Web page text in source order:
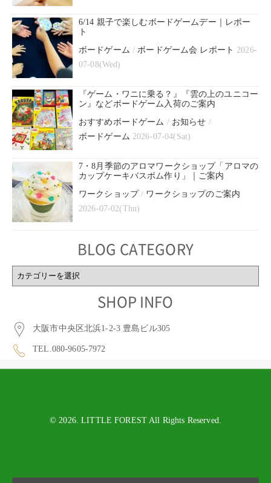
6/14 親子で楽しむボードゲームデー｜レポー
ト
ボードゲーム /ボードゲーム会 レポート 2026-
07-08(Wed)
『ゲーム・ワニに乗る？』『雲の上のユニコー
ン』などボードゲーム入荷のご案内
おすすめボードゲーム / お知らせ /
ボードゲーム 2026-07-04(Sat)
7・8月季節のアロマワークショップ「アロマの
カップケーキバスボム作り」｜ご案内
ワークショップ/ ワークショップのご案内
2026-07-02(Thu)
BLOG CATEGORY
BLOG
CATEGORY
SHOP INFO
大阪市中央区北浜1-2-3 豊島ビル305
TEL.080-9605-7972
© 2026. LITTLE FOREST All Rights Reserved.